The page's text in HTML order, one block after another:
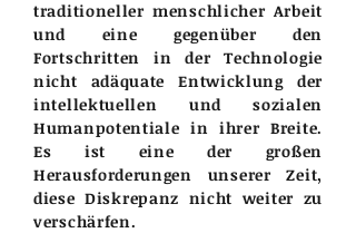
traditioneller menschlicher Arbeit
und eine gegenüber den
Fortschritten in der Technologie
nicht adäquate Entwicklung der
intellektuellen und sozialen
Humanpotentiale in ihrer Breite.
Es ist eine der großen
Herausforderungen unserer Zeit,
diese Diskrepanz nicht weiter zu
verschärfen.